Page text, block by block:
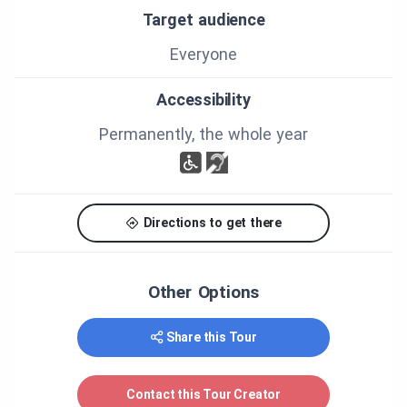
La visite autonome est accessible à votre rythme
en ligne (streaming) et même hors ligne (sans
Bonnes découvertes!
CRÉDITS
Produit et réalisé grâce à la contribution financière
du ministère du Tourisme et de Tourisme Cantons-
derniers à l’égard du contenu.
Target audience
Everyone
Accessibility
Permanently, the whole year
Directions to get there
Other Options
Share this Tour
Contact this Tour Creator